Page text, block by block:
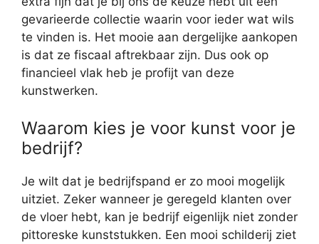
gevarieerde collectie waarin voor ieder wat wils
te vinden is. Het mooie aan dergelijke aankopen
is dat ze fiscaal aftrekbaar zijn. Dus ook op
financieel vlak heb je profijt van deze
kunstwerken.
Waarom kies je voor kunst voor je
bedrijf?
Je wilt dat je bedrijfspand er zo mooi mogelijk
uitziet. Zeker wanneer je geregeld klanten over
de vloer hebt, kan je bedrijf eigenlijk niet zonder
pittoreske kunststukken. Een mooi schilderij ziet